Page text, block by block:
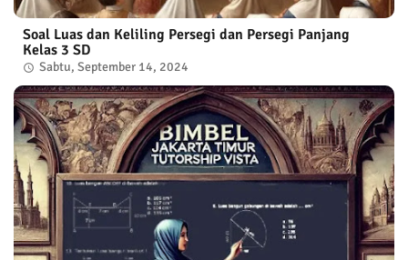
Soal Luas dan Keliling Persegi dan Persegi Panjang
Kelas 3 SD
Sabtu, September 14, 2024